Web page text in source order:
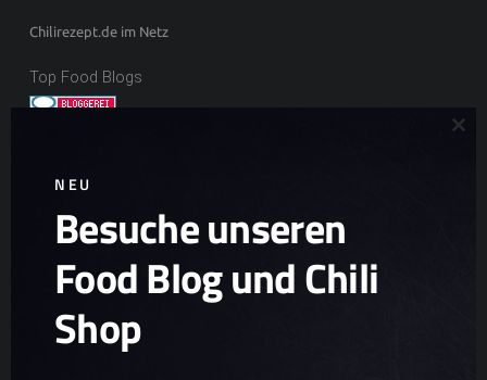
Chilirezept.de im Netz
Top Food Blogs
Chili Zucht
Chili Samen
Scharfe Geschenkideen
Scharfe Snacks
Scharfe Spezialitäten
NEU
Besuche unseren
Food Blog und Chili
Shop